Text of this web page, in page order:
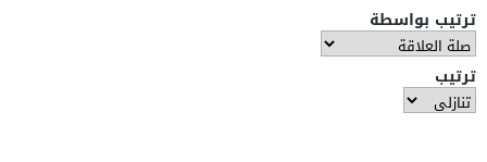
ترتيب بواسطة
ترتيب